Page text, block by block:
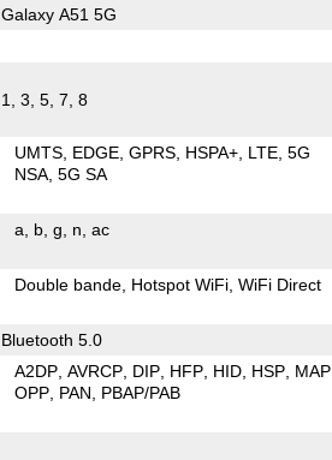
Galaxy A51 5G
1, 3, 5, 7, 8
UMTS EDGE GPRS HSPA+ LTE 5G
NSA 5G SA
a b g n ac
Double bande Hotspot WiFi WiFi Direct
Bluetooth 5.0
A2DP AVRCP DIP HFP HID HSP MAP
OPP PAN PBAP/PAB